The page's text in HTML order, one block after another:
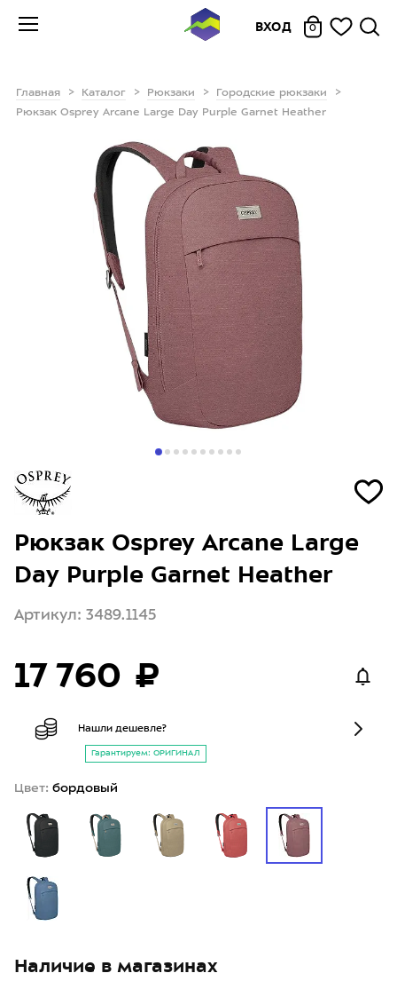
ВХОД 0
Главная Каталог Рюкзаки
Городские рюкзаки
Рюкзак Osprey Arcane Large Day Purple Garnet Heather
Рюкзак Osprey Arcane Large
Day Purple Garnet Heather
Артикул: 3489.1145
17 760 ₽
Нашли дешевле?
Гарантируем: ОРИГИНАЛ
Цвет: бордовый
Наличие в магазинах